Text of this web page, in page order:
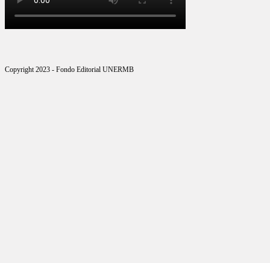
Copyright 2023 - Fondo Editorial UNERMB